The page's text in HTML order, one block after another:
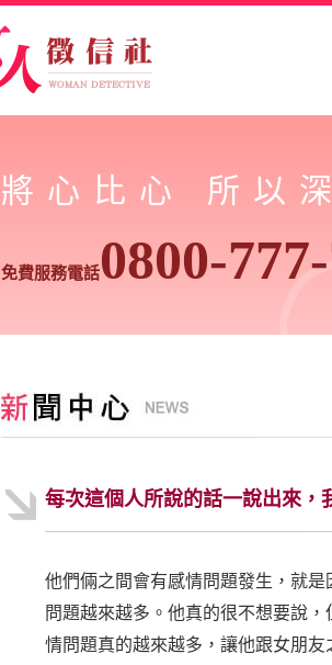
將心比心 所以
免費服務電話0800-
每次這個人所說的話一說出來，
他們倆之間會有感情問題發生，就
問題越來越多。他真的很不想要說
情問題真的越來越多，讓他跟女朋